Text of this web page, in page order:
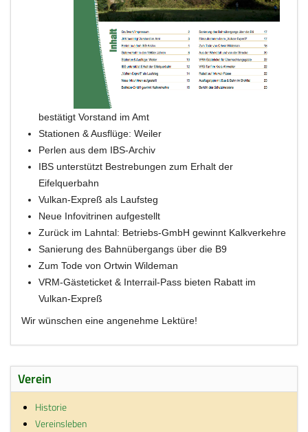
bestätigt Vorstand im Amt
Stationen & Ausflüge: Weiler
Perlen aus dem IBS-Archiv
IBS unterstützt Bestrebungen zum Erhalt der
Eifelquerbahn
Vulkan-Expreß als Laufsteg
Neue Infovitrinen aufgestellt
Zurück im Lahntal: Betriebs-GmbH gewinnt Kalkverkehre
Sanierung des Bahnübergangs über die B9
Zum Tode von Ortwin Wildeman
VRM-Gästeticket & Interrail-Pass bieten Rabatt im
Vulkan-Expreß
Wir wünschen eine angenehme Lektüre!
Verein
Historie
Vereinsleben